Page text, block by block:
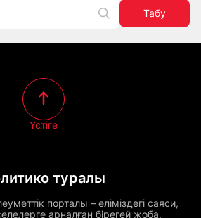
Табу
туралы
порталы – еліміздегі саяси,
арналған бірегей жоба.
Үстіге